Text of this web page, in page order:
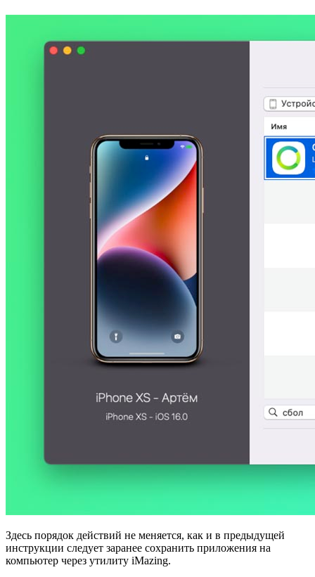
Здесь порядок действий не меняется, как и в предыдущей
инструкции следует заранее сохранить приложения на
компьютер через утилиту iMazing.